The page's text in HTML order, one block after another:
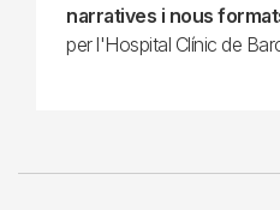
narratives i nous
per l'Hospital Clínic de